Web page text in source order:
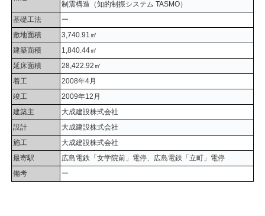
制震構造（知的制振システム TASMO）
基礎工法
ー
敷地面積
3,740.91㎡
建築面積
1,840.44㎡
延床面積
28,422.92㎡
着工
2008年4月
竣工
2009年12月
建築主
大成建設株式会社
設計
大成建設株式会社
施工
大成建設株式会社
最寄駅
広島電鉄「女学院前」電停、広島電鉄「立町」電停
備考
ー